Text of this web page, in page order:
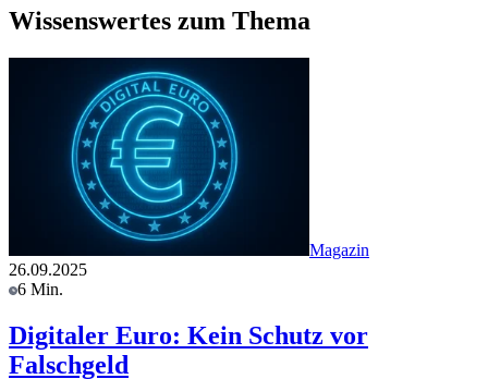
Wissenswertes zum Thema
Magazin
26.09.2025
6 Min.
Digitaler Euro: Kein Schutz vor
Falschgeld